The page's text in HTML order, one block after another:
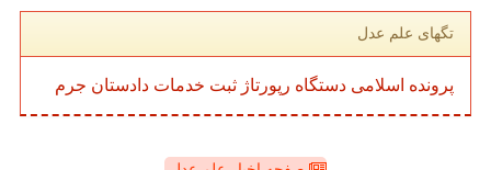
تگهای علم عدل
پرونده اسلامی دستگاه رپورتاژ ثبت خدمات دادستان جرم